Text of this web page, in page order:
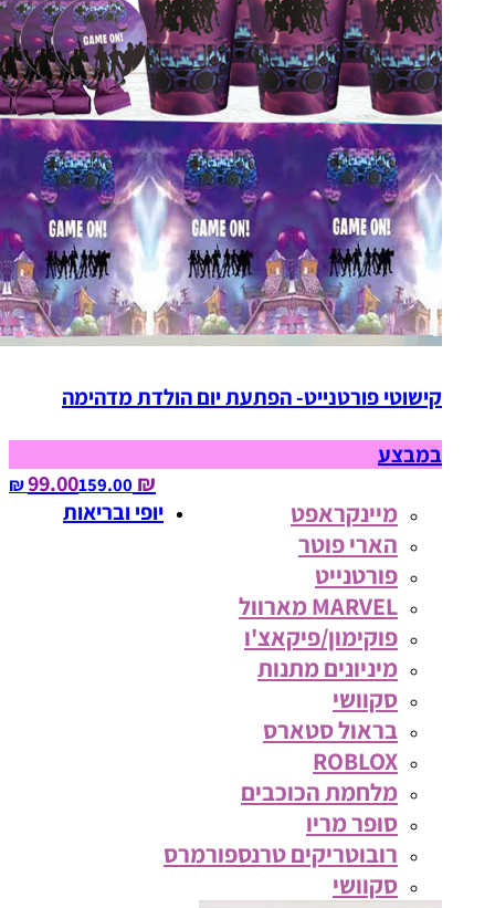
קישוטי פורטנייט- הפתעת יום הולדת מדהימה
במבצע
₪ 99.00
159.00‏ ₪
מיינקראפט
הארי פוטר
פורטנייט
MARVEL מארוול
פוקימון/פיקאצ'ו
מיניונים מתנות
סקוושי
בראול סטארס
ROBLOX
מלחמת הכוכבים
סופר מריו
רובוטריקים טרנספורמרס
סקוושי
יופי ובריאות